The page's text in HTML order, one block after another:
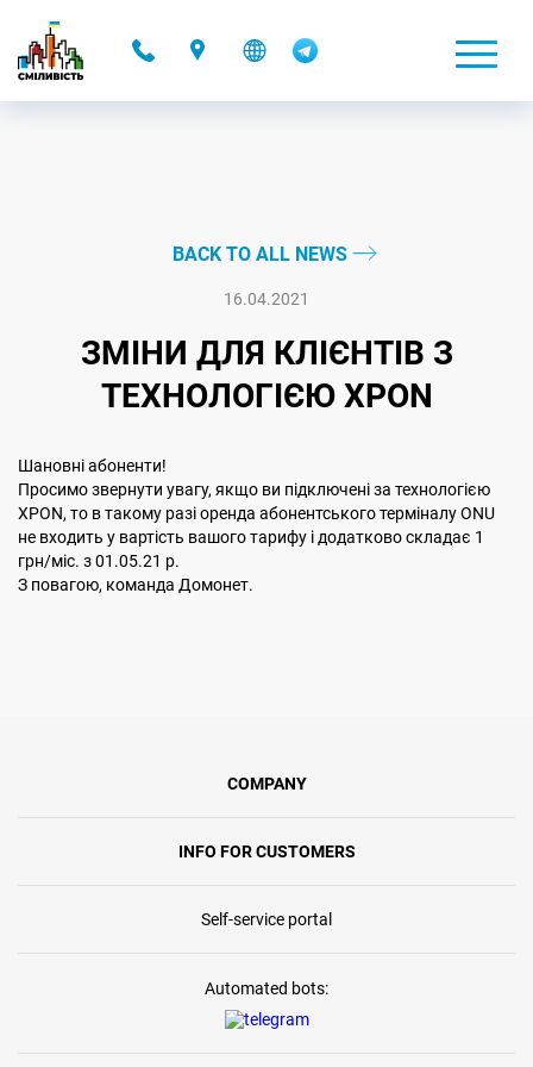
BACK TO ALL NEWS
16.04.2021
ЗМIНИ ДЛЯ КЛIЄНТIВ З
ТЕХНОЛОГIЄЮ XPON
Шановнi абоненти!
Просимо звернути увагу, якщо ви пiдключенi за технологiєю
ХPON, то в такому разі оренда абонентського терміналу ONU
не входить у вартiсть вашого тарифу і додатково складає 1
грн/мiс. з 01.05.21 р.
З повагою, команда Домонет.
COMPANY
INFO FOR CUSTOMERS
Self-service portal
Automated bots: